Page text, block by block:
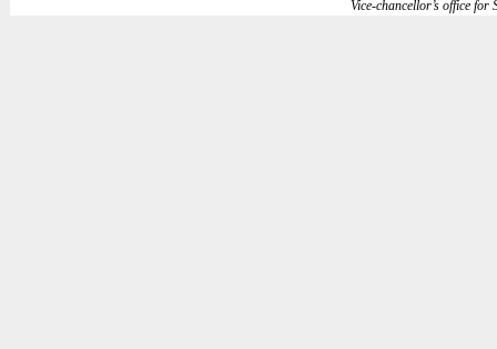
Vice-chancellor’s office for